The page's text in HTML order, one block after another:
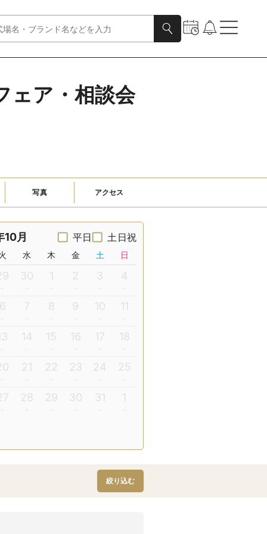
ェア・相談会
写真 アクセス
月 平日 土日祝
水 木 金 土 日
30 1 2 3 4
7 8 9 10 11
14 15 16 17 18
21 22 23 24 25
28 29 30 31 1
絞り込む